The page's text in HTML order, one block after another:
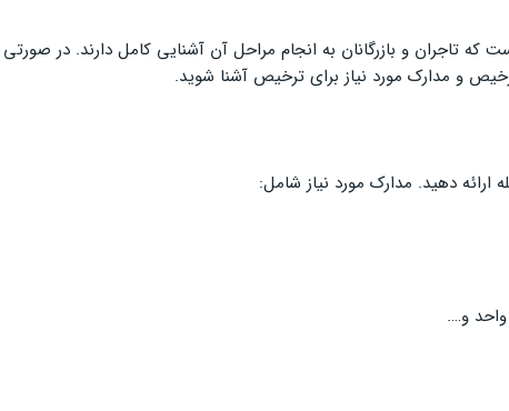
که تاجران و بازرگانان به انجام مراحل آن آشنایی کامل دارند. در
و مدارک مورد نیاز برای ترخیص آشنا شوید.
ارائه دهید. مدارک مورد نیاز شامل:
واحد و….